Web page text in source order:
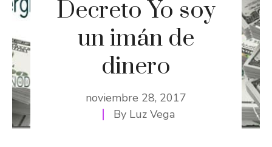
Decreto Yo soy
un imán de
dinero
noviembre 28, 2017
By Luz Vega